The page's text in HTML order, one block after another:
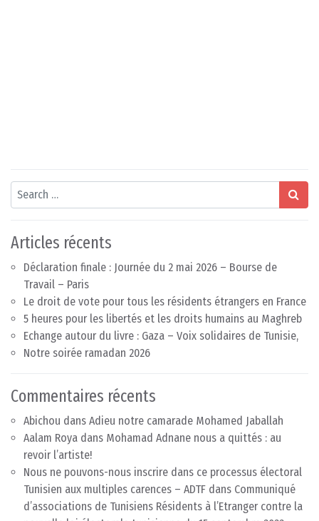
Search
Articles récents
Déclaration finale : Journée du 2 mai 2026 – Bourse de
Travail – Paris
Le droit de vote pour tous les résidents étrangers en France
5 heures pour les libertés et les droits humains au Maghreb
Echange autour du livre : Gaza – Voix solidaires de Tunisie,
Notre soirée ramadan 2026
Commentaires récents
Abichou dans Adieu notre camarade Mohamed Jaballah
Aalam Roya dans Mohamad Adnane nous a quittés : au
revoir l’artiste!
Nous ne pouvons-nous inscrire dans ce processus électoral
Tunisien aux multiples carences – ADTF dans Communiqué
d’associations de Tunisiens Résidents à l’Etranger contre la